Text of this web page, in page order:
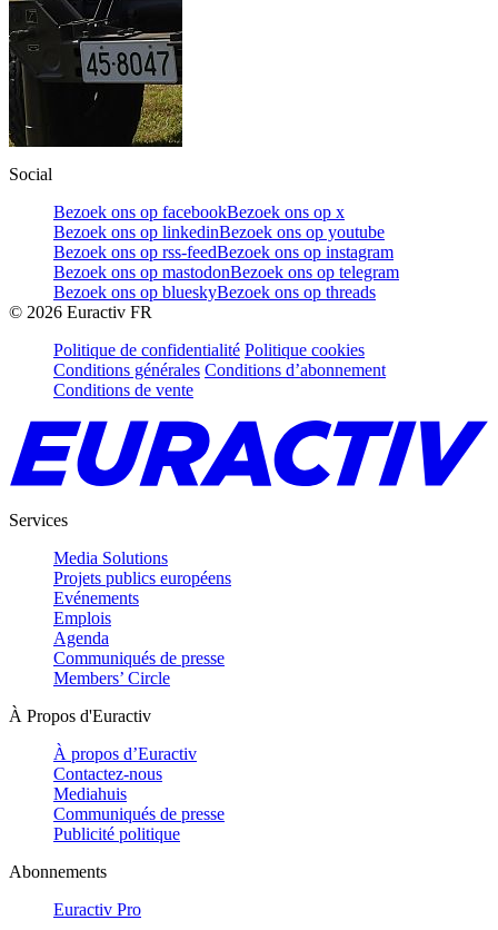
Social
Bezoek ons op facebookBezoek ons op x
Bezoek ons op linkedinBezoek ons op youtube
Bezoek ons op rss-feedBezoek ons op instagram
Bezoek ons op mastodonBezoek ons op telegram
Bezoek ons op blueskyBezoek ons op threads
© 2026 Euractiv FR
Politique de confidentialité Politique cookies
Conditions générales Conditions d’abonnement
Conditions de vente
Services
Media Solutions
Projets publics européens
Evénements
Emplois
Agenda
Communiqués de presse
Members’ Circle
À Propos d'Euractiv
À propos d’Euractiv
Contactez-nous
Mediahuis
Communiqués de presse
Publicité politique
Abonnements
Euractiv Pro